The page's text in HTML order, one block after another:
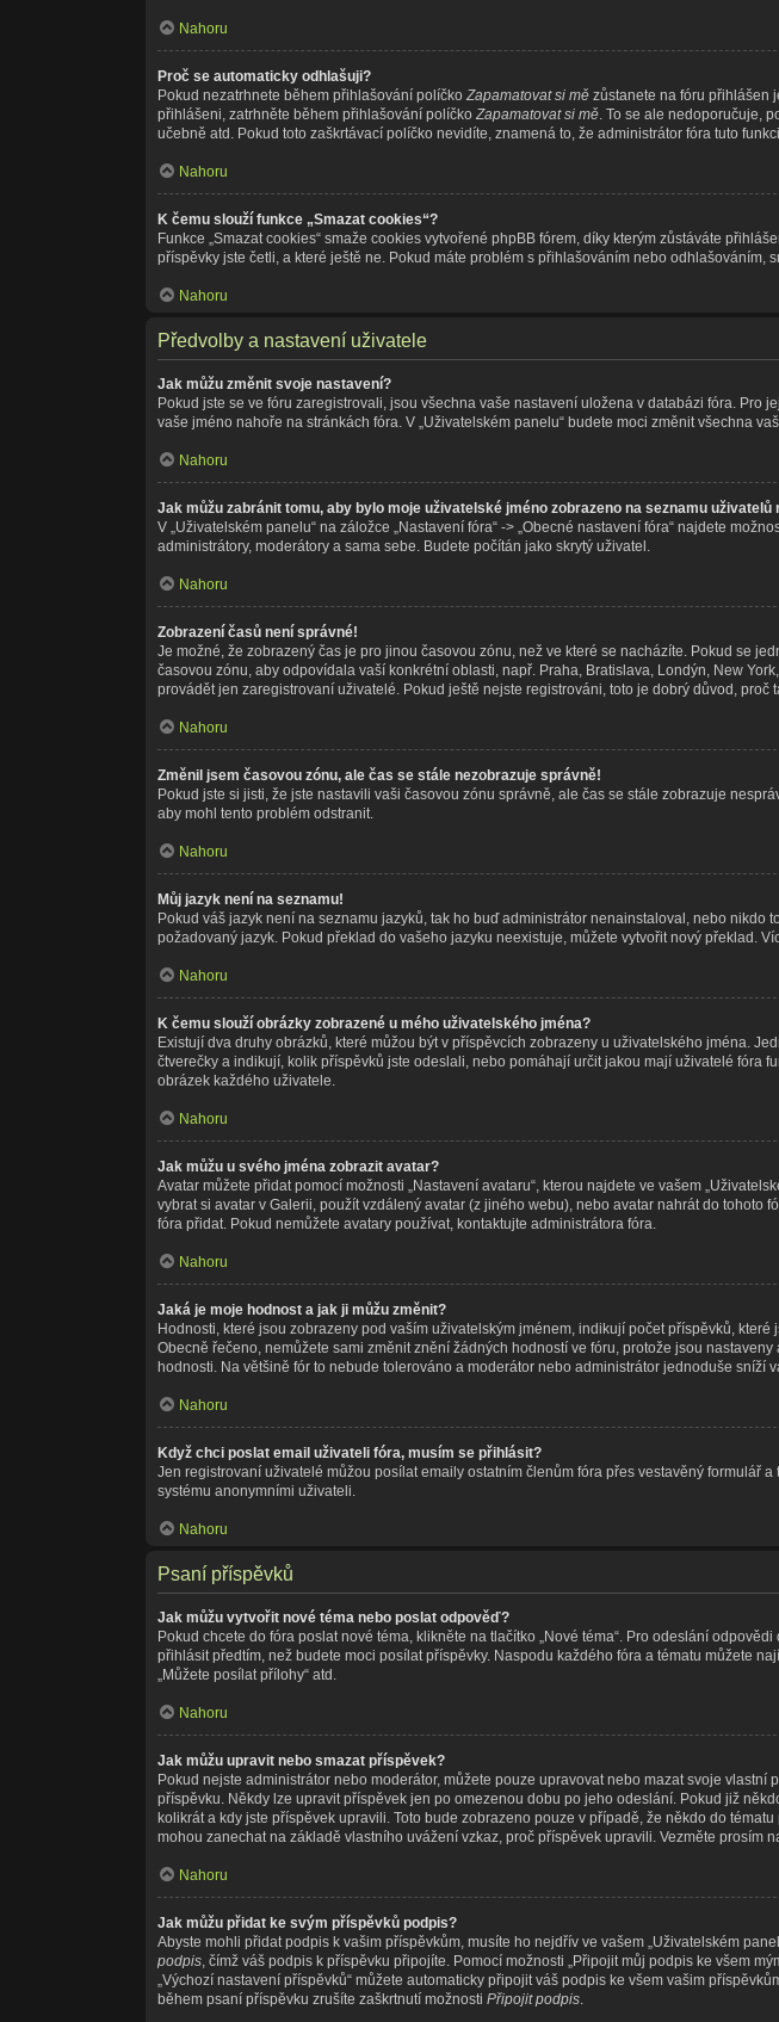
Nahoru
Proč se automaticky odhlašuji?
Pokud nezatrhnete během přihlašování políčko Zapamatovat si mě zůstanete na fóru přihlášen
přihlášeni, zatrhněte během přihlašování políčko Zapamatovat si mě. To se ale nedoporučuje,
učebně atd. Pokud toto zaškrtávací políčko nevidíte, znamená to, že administrátor fóra tuto
Nahoru
K čemu slouží funkce „Smazat cookies“?
Funkce „Smazat cookies“ smaže cookies vytvořené phpBB fórem, díky kterým zůstáváte
příspěvky jste četli, a které ještě ne. Pokud máte problém s přihlašováním nebo odhlašováním,
Nahoru
Předvolby a nastavení uživatele
Jak můžu změnit svoje nastavení?
Pokud jste se ve fóru zaregistrovali, jsou všechna vaše nastavení uložena v databázi fóra.
vaše jméno nahoře na stránkách fóra. V „Uživatelském panelu“ budete moci změnit všechna
Nahoru
Jak můžu zabránit tomu, aby bylo moje uživatelské jméno zobrazeno na seznamu
V „Uživatelském panelu“ na záložce „Nastavení fóra“ -> „Obecné nastavení fóra“ najdete
administrátory, moderátory a sama sebe. Budete počítán jako skrytý uživatel.
Nahoru
Zobrazení časů není správné!
Je možné, že zobrazený čas je pro jinou časovou zónu, než ve které se nacházíte. Pokud se
časovou zónu, aby odpovídala vaší konkrétní oblasti, např. Praha, Bratislava, Londýn, New
provádět jen zaregistrovaní uživatelé. Pokud ještě nejste registrováni, toto je dobrý důvod, proč
Nahoru
Změnil jsem časovou zónu, ale čas se stále nezobrazuje správně!
Pokud jste si jisti, že jste nastavili vaši časovou zónu správně, ale čas se stále zobrazuje
aby mohl tento problém odstranit.
Nahoru
Můj jazyk není na seznamu!
Pokud váš jazyk není na seznamu jazyků, tak ho buď administrátor nenainstaloval, nebo
požadovaný jazyk. Pokud překlad do vašeho jazyku neexistuje, můžete vytvořit nový překlad.
Nahoru
K čemu slouží obrázky zobrazené u mého uživatelského jména?
Existují dva druhy obrázků, které můžou být v příspěvcích zobrazeny u uživatelského jména.
čtverečky a indikují, kolik příspěvků jste odeslali, nebo pomáhají určit jakou mají uživatelé fóra
obrázek každého uživatele.
Nahoru
Jak můžu u svého jména zobrazit avatar?
Avatar můžete přidat pomocí možnosti „Nastavení avataru“, kterou najdete ve vašem
vybrat si avatar v Galerii, použít vzdálený avatar (z jiného webu), nebo avatar nahrát do
fóra přidat. Pokud nemůžete avatary používat, kontaktujte administrátora fóra.
Nahoru
Jaká je moje hodnost a jak ji můžu změnit?
Hodnosti, které jsou zobrazeny pod vaším uživatelským jménem, indikují počet příspěvků,
Obecně řečeno, nemůžete sami změnit znění žádných hodností ve fóru, protože jsou
hodnosti. Na většině fór to nebude tolerováno a moderátor nebo administrátor jednoduše sníží
Nahoru
Když chci poslat email uživateli fóra, musím se přihlásit?
Jen registrovaní uživatelé můžou posílat emaily ostatním členům fóra přes vestavěný formulář
systému anonymními uživateli.
Nahoru
Psaní příspěvků
Jak můžu vytvořit nové téma nebo poslat odpověď?
Pokud chcete do fóra poslat nové téma, klikněte na tlačítko „Nové téma“. Pro odeslání
přihlásit předtím, než budete moci posílat příspěvky. Naspodu každého fóra a tématu můžete
„Můžete posílat přílohy“ atd.
Nahoru
Jak můžu upravit nebo smazat příspěvek?
Pokud nejste administrátor nebo moderátor, můžete pouze upravovat nebo mazat svoje
příspěvku. Někdy lze upravit příspěvek jen po omezenou dobu po jeho odeslání. Pokud již
kolikrát a kdy jste příspěvek upravili. Toto bude zobrazeno pouze v případě, že někdo do
mohou zanechat na základě vlastního uvážení vzkaz, proč příspěvek upravili. Vezměte
Nahoru
Jak můžu přidat ke svým příspěvků podpis?
Abyste mohli přidat podpis k vašim příspěvkům, musíte ho nejdřív ve vašem „Uživatelském
podpis, čímž váš podpis k příspěvku připojíte. Pomocí možnosti „Připojit můj podpis ke všem
„Výchozí nastavení příspěvků“ můžete automaticky připojit váš podpis ke všem vašim
během psaní příspěvku zrušíte zaškrtnutí možnosti Připojit podpis.